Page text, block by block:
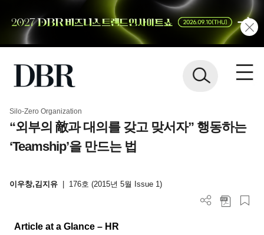
Silo-Zero Organization
“외부의 敵과 대의를 갖고 맞서자” 행동하는
‘Teamship’을 만드는 법
이우창,김지유 176호 (2015년 5월 Issue 1)
Article at a Glance – HR